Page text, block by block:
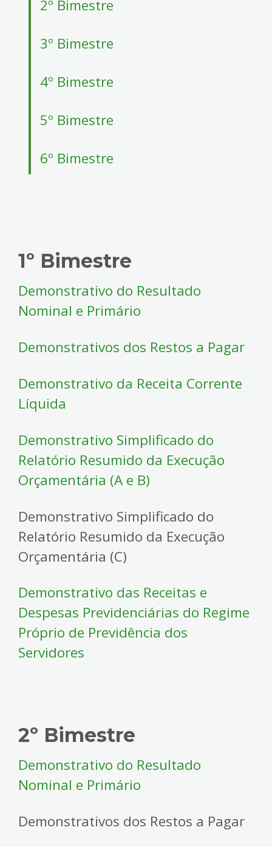
2º Bimestre
3º Bimestre
4º Bimestre
5º Bimestre
6º Bimestre
1º Bimestre
Demonstrativo do Resultado
Nominal e Primário
Demonstrativos dos Restos a Pagar
Demonstrativo da Receita Corrente
Líquida
Demonstrativo Simplificado do
Relatório Resumido da Execução
Orçamentária (A e B)
Demonstrativo Simplificado do
Relatório Resumido da Execução
Orçamentária (C)
Demonstrativo das Receitas e
Despesas Previdenciárias do Regime
Próprio de Previdência dos
Servidores
2º Bimestre
Demonstrativo do Resultado
Nominal e Primário
Demonstrativos dos Restos a Pagar